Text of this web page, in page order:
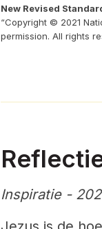
New Revised
“Copyright © 2021
permission. All rights
Inspiratie -